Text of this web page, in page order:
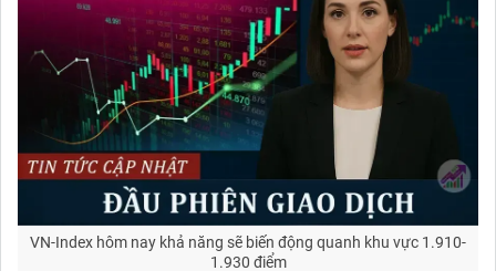
VN-Index hôm nay khả năng sẽ biến động quanh khu vực 1.910-
1.930 điểm